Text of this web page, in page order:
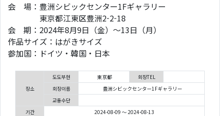
会 場：豊洲シビックセンター1Fギャラリー
東京都江東区豊洲2-2-18
会 期：2024年8月9日（金）～13日（月）
作品サイズ：はがきサイズ
参加国：ドイツ・韓国・日本
장소
도도부현 東京都
회장TEL
회장이름
豊洲シビックセンター1Fギャラリー
교통수단
기간
2024-08-09 ～ 2024-08-13